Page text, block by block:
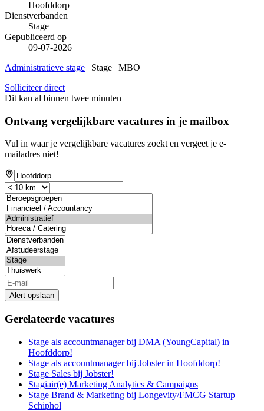
Hoofddorp
Dienstverbanden
Stage
Gepubliceerd op
09-07-2026
Administratieve stage | Stage | MBO
Solliciteer direct
Dit kan al binnen twee minuten
Ontvang vergelijkbare vacatures in je mailbox
Vul in waar je vergelijkbare vacatures zoekt en vergeet je e-
mailadres niet!
Alert opslaan
Gerelateerde vacatures
Stage als accountmanager bij DMA (YoungCapital) in
Hoofddorp!
Stage als accountmanager bij Jobster in Hoofddorp!
Stage Sales bij Jobster!
Stagiair(e) Marketing Analytics & Campaigns
Stage Brand & Marketing bij Longevity/FMCG Startup
Schiphol